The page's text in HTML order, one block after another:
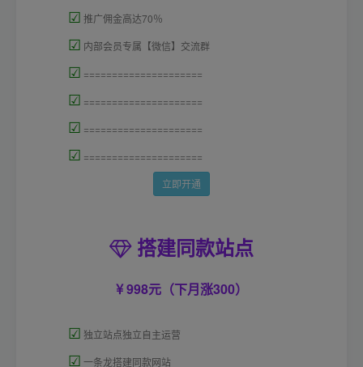
☑ 推广佣金高达70％
☑ 内部会员专属【微信】交流群
☑ =====================
☑ =====================
☑ =====================
☑ =====================
立即开通
搭建同款站点
998元（下月涨300）
☑ 独立站点独立自主运营
☑ 一条龙搭建同款网站